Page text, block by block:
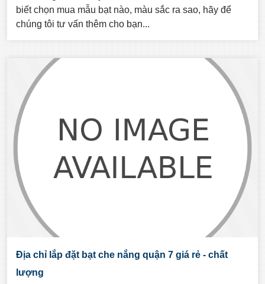
biết chọn mua mẫu bạt nào, màu sắc ra sao, hãy để
chúng tôi tư vấn thêm cho bạn...
Địa chỉ lắp đặt bạt che nắng quận 7 giá rẻ - chất
lượng